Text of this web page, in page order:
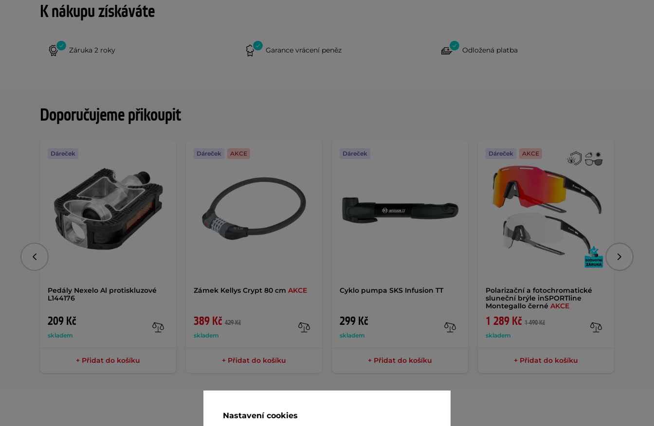
K nákupu získáváte
Záruka 2 roky Garance vrácení peněz Odložená platba
Doporučujeme přikoupit
Pedály Nexelo Al protiskluzové
L144176
209 Kč
skladem
Dáreček
+ Přidat do košíku
Zámek Kellys Crypt 80 cm AKCE
389 Kč 429 Kč
skladem
Dáreček AKCE
+ Přidat do košíku
Cyklo pumpa SKS Infusion TT
299 Kč
skladem
Dáreček
+ Přidat do košíku
Polarizační a fotochromatické
sluneční brýle inSPORTline
Montegallo černé AKCE
1 289 Kč 1 490 Kč
skladem
Dáreček AKCE
+ Přidat do košíku
Předchozí
Nastavení cookies